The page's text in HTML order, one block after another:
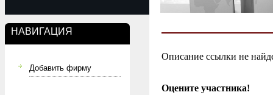
НАВИГАЦИЯ
Добавить фирму
Описание ссылки не
Оцените участника!